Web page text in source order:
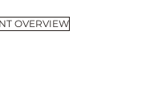
OVERVIEW